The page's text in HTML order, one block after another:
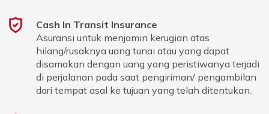
Cash In Transit Insurance
Asuransi untuk menjamin kerugian atas
hilang/rusaknya uang tunai atau yang dapat
disamakan dengan uang yang peristiwanya terjadi
di perjalanan pada saat pengiriman/ pengambilan
dari tempat asal ke tujuan yang telah ditentukan.